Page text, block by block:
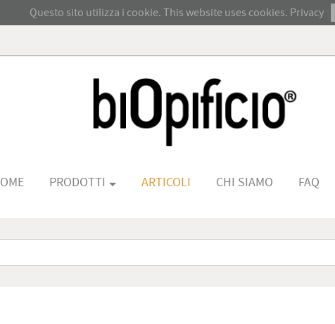
Questo sito utilizza i cookie. This website uses cookies. Privacy
PRODOTTI ARTICOLI CHI SIAMO FAQ